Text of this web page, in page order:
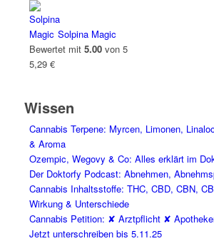
Solpina Magic
Bewertet mit 5.00von 5
5,29 €
Wissen
Cannabis Terpene: Myrcen, Limonen,
& Aroma
Ozempic, Wegovy & Co: Alles erklärt im
Der Doktorfy Podcast: Abnehmen,
Cannabis Inhaltsstoffe: THC, CBD, CBN,
Wirkung & Unterschiede
Cannabis Petition: ✘ Arztpflicht ✘
Jetzt unterschreiben bis 5.11.25